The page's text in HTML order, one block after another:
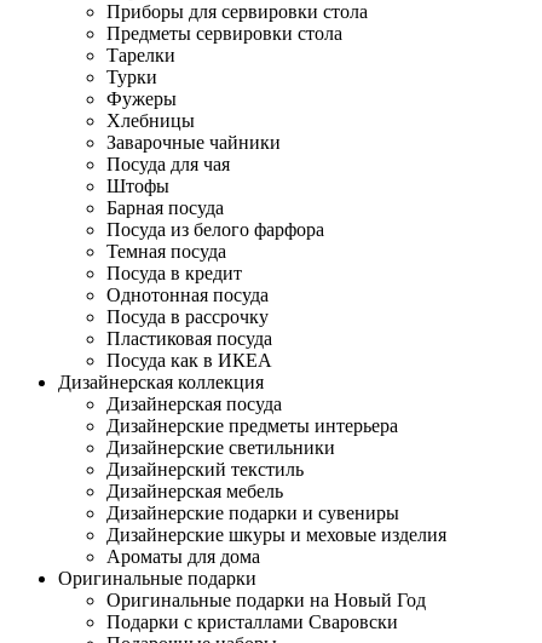
Приборы для сервировки стола
Предметы сервировки стола
Тарелки
Турки
Фужеры
Хлебницы
Заварочные чайники
Посуда для чая
Штофы
Барная посуда
Посуда из белого фарфора
Темная посуда
Посуда в кредит
Однотонная посуда
Посуда в рассрочку
Пластиковая посуда
Посуда как в ИКЕА
Дизайнерская коллекция
Дизайнерская посуда
Дизайнерские предметы интерьера
Дизайнерские светильники
Дизайнерский текстиль
Дизайнерская мебель
Дизайнерские подарки и сувениры
Дизайнерские шкуры и меховые изделия
Ароматы для дома
Оригинальные подарки
Оригинальные подарки на Новый Год
Подарки с кристаллами Сваровски